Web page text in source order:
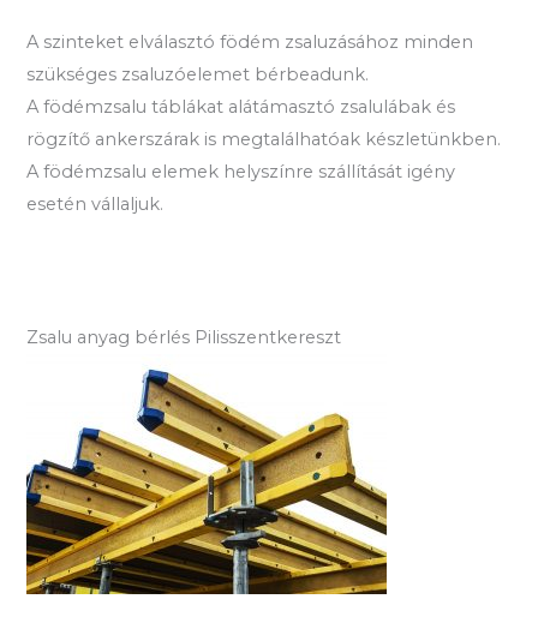
A szinteket elválasztó födém zsaluzásához minden
szükséges zsaluzóelemet bérbeadunk.
A födémzsalu táblákat alátámasztó zsalulábak és
rögzítő ankerszárak is megtalálhatóak készletünkben.
A födémzsalu elemek helyszínre szállítását igény
esetén vállaljuk.
Zsalu anyag bérlés Pilisszentkereszt